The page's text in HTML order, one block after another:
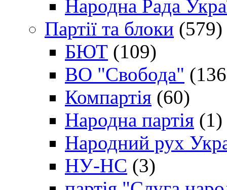
Народна Рада
Партії та блоки (579)
БЮТ (109)
ВО "Свобода"
Компартія (60)
Народна партія (1)
Народний рух
НУ-НС (3)